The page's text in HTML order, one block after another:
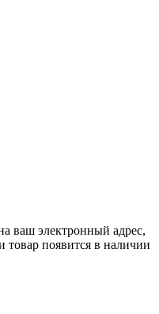
ваш электронный адрес,
появится в наличии